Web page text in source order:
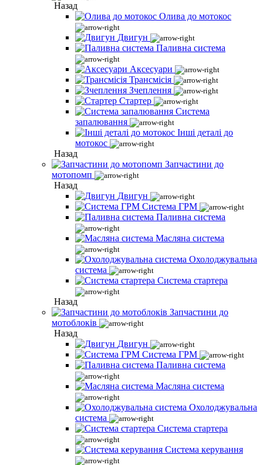
Назад
Олива до мотокос
Двигун
Паливна система
Аксесуари
Трансмісія
Зчеплення
Стартер
Система
запалювання
Інші деталі до
мотокос
Назад
Запчастини до
мотопомп
Назад
Двигун
Система ГРМ
Паливна система
Масляна система
Охолоджувальна
система
Система стартера
Назад
Запчастини до
мотоблоків
Назад
Двигун
Система ГРМ
Паливна система
Масляна система
Охолоджувальна
система
Система стартера
Система керування